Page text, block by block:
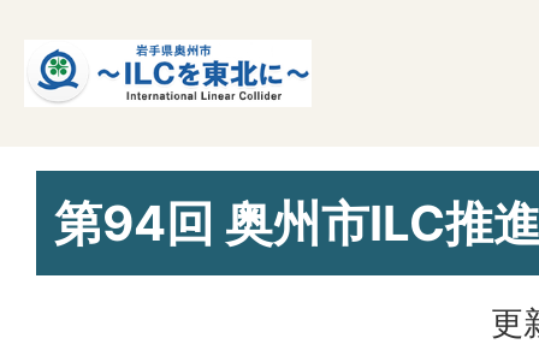
第94回 奥州市ILC推
更